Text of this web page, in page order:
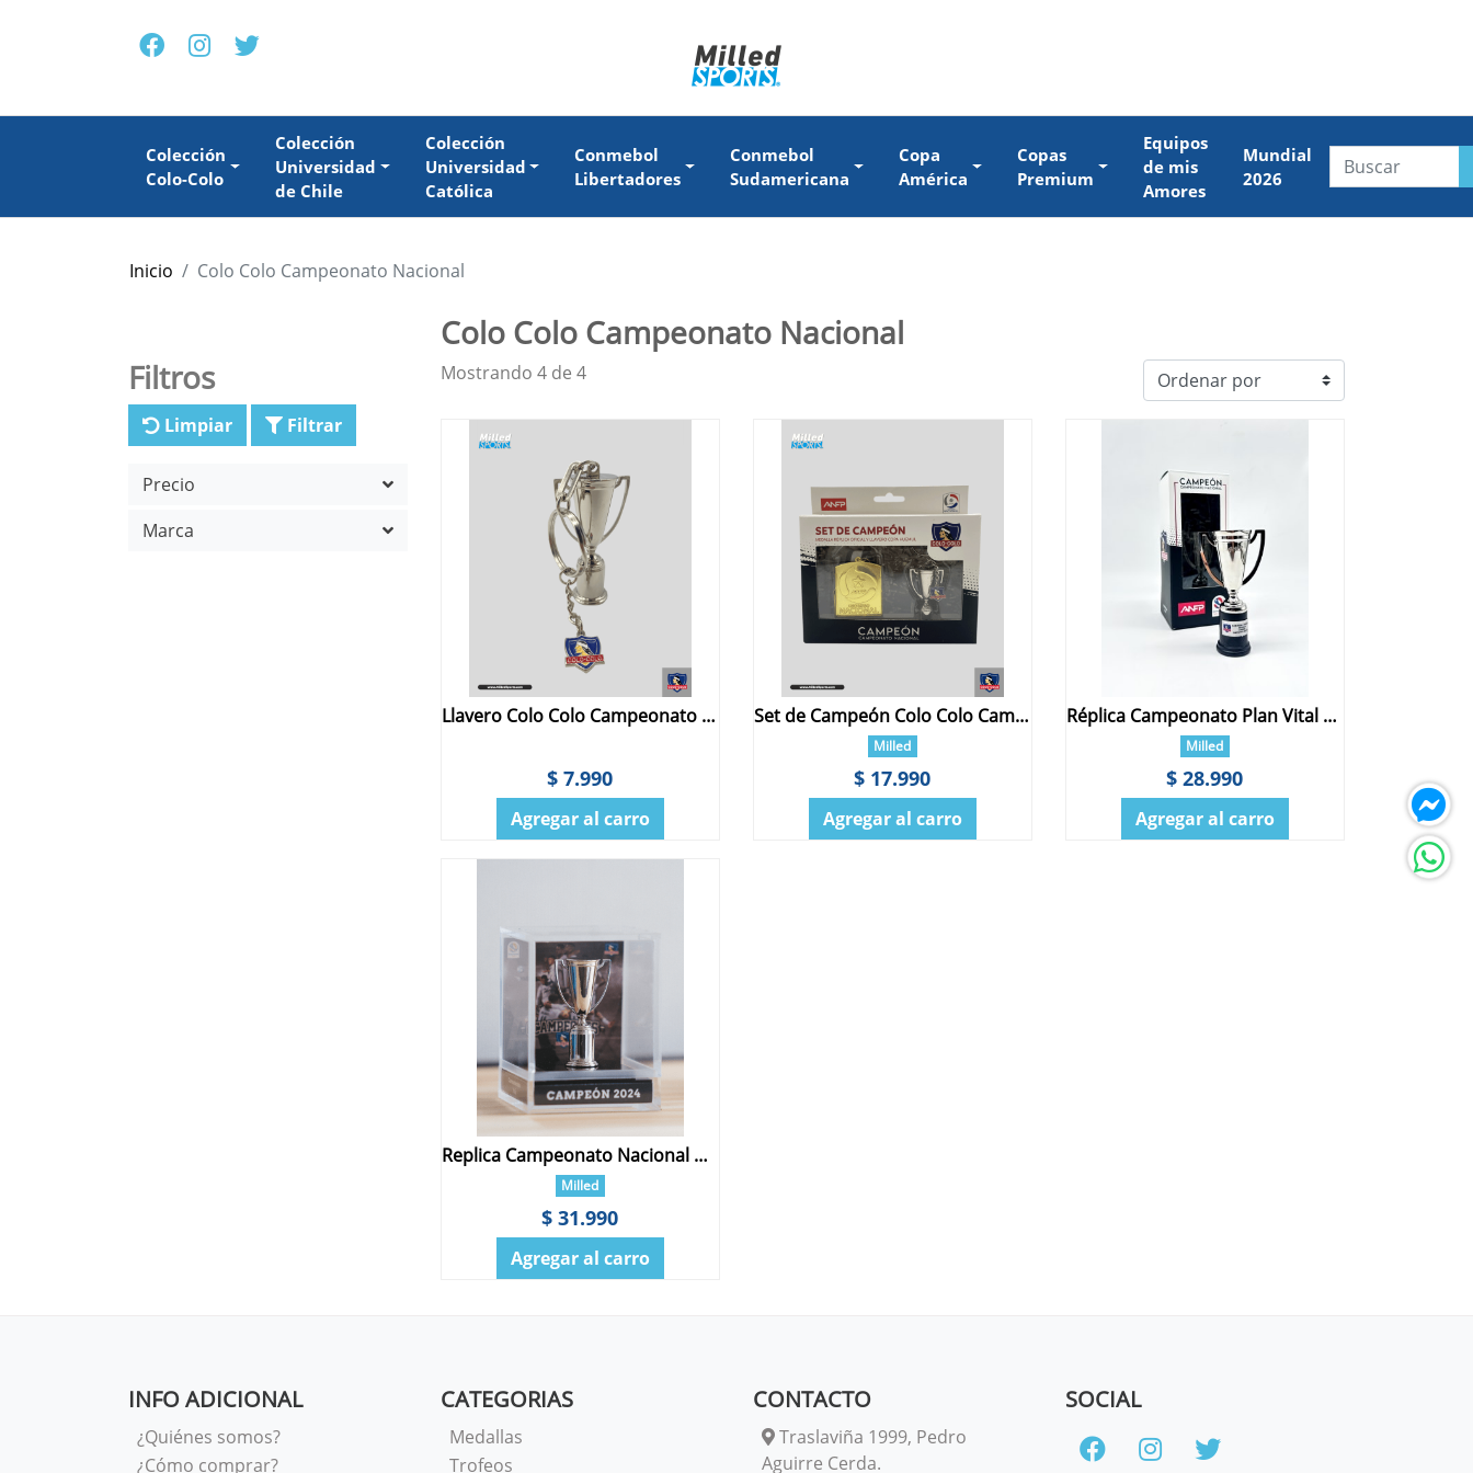
Colección
Colo-Colo
Colección
Universidad
de Chile
Colección
Universidad
Católica
Conmebol
Libertadores
Conmebol
Sudamericana
Copa
América
Copas
Premium
Equipos
de mis
Amores
Mundial
2026
Inicio Colo Colo Campeonato Nacional
Colo Colo Campeonato Nacional
Filtros
Limpiar Filtrar
Precio
Marca
Mostrando 4 de 4
Llavero Colo Colo Campeonato Nacional
$ 7.990
Agregar al carro
Set de Campeón Colo Colo Campeonato Nacional
Milled
$ 17.990
Agregar al carro
Réplica Campeonato Plan Vital Colo Colo 12 cm
Milled
$ 28.990
Agregar al carro
Replica Campeonato Nacional Colo Colo 34 Estrellas Acrilic Box 6 cms
Milled
$ 31.990
Agregar al carro
INFO ADICIONAL
¿Quiénes somos?
¿Cómo comprar?
CATEGORIAS
Medallas
Trofeos
CONTACTO
Traslaviña 1999, Pedro
Aguirre Cerda.
SOCIAL